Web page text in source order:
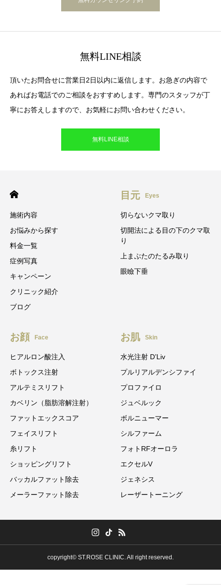
無料LINE相談
頂いたお問合せに営業日2日以内に返信します。お急ぎの内容で
あればお電話でのご相談をおすすめします。専門のスタッフが丁
寧にお答えしますので、お気軽にお問い合わせください。
無料LINE相談
施術内容
お悩みから探す
料金一覧
症例写真
キャンペーン
クリニック紹介
ブログ
目元 Eyes
切らないクマ取り
切開法による目の下のクマ取
り
上まぶたのたるみ取り
眼瞼下垂
お顔 Face
ヒアルロン酸注入
ボトックス注射
アルテミスリフト
カベリン（脂肪溶解注射）
ファットエックスコア
フェイスリフト
糸リフト
ショッピングリフト
バッカルファット除去
メーラーファット除去
お肌 Skin
水光注射 D’Liv
プルリアルデンシファイ
プロファイロ
ジュベルック
ボルニューマー
シルファーム
フォトRFオーロラ
エクセルV
ジェネシス
レーザートーニング
copyright© ST.ROSE CLINIC. All right reserved.